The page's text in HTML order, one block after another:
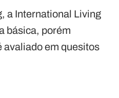
a International Living
básica, porém
avaliado em quesitos